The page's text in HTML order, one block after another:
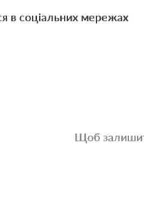
в соціальних мережах
Щоб